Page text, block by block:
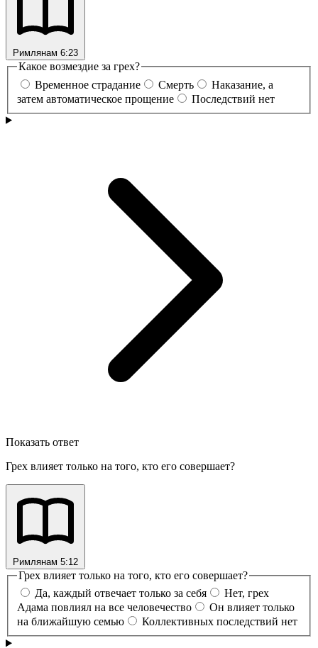
Римлянам 6:23
Какое возмездие за грех?
Временное страдание
Смерть
Наказание, а
затем автоматическое прощение
Последствий нет
Показать ответ
Грех влияет только на того, кто его совершает?
Римлянам 5:12
Грех влияет только на того, кто его совершает?
Да, каждый отвечает только за себя
Нет, грех
Адама повлиял на все человечество
Он влияет только
на ближайшую семью
Коллективных последствий нет